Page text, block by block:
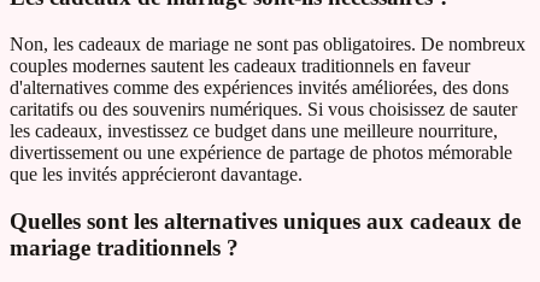
Non, les cadeaux de mariage ne sont pas obligatoires. De nombreux
couples modernes sautent les cadeaux traditionnels en faveur
d'alternatives comme des expériences invités améliorées, des dons
caritatifs ou des souvenirs numériques. Si vous choisissez de sauter
les cadeaux, investissez ce budget dans une meilleure nourriture,
divertissement ou une expérience de partage de photos mémorable
que les invités apprécieront davantage.
Quelles sont les alternatives uniques aux cadeaux de
mariage traditionnels ?